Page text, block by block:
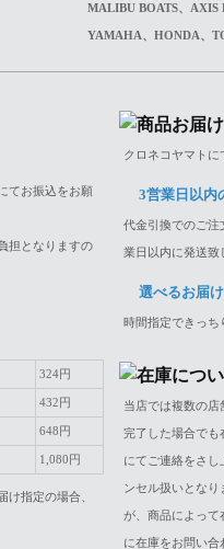
MALIBU BOATS、AXIS
YAMAHA、HONDA、
てお振込をお願
担となりますの
324円
432円
648円
1,080円
け指定の場合、
クロネコヤマトに
3営業日以内
代金引換でのご注
業日以内に発送致
選べるお届
時間指定できっち
当店では複数の
完了した場合でも
にてご連絡をさし
ンセル扱いとな
が、商品によって
に在庫をお問い合